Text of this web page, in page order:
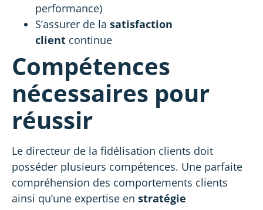
performance)
S’assurer de la satisfaction
client continue
Compétences
nécessaires pour
réussir
Le directeur de la fidélisation clients doit
posséder plusieurs compétences. Une parfaite
compréhension des comportements clients
ainsi qu’une expertise en stratégie